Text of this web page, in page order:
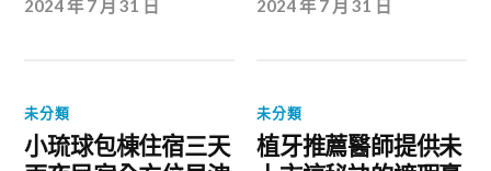
2024 年 7 月 31 日 2024 年 7 月 31 日
未分類
小琉球包棟住宿三天
未分類
植牙推薦醫師提供未